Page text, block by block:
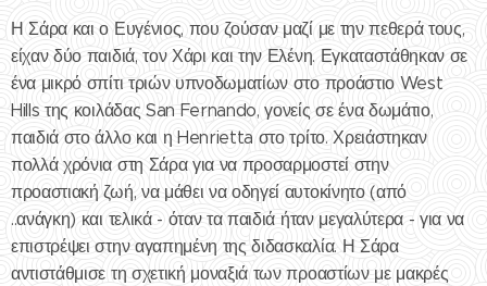
Η Σάρα και ο Ευγένιος, που ζούσαν μαζί με την πεθερά τους,
είχαν δύο παιδιά, τον Χάρι και την Ελένη. Εγκαταστάθηκαν σε
ένα μικρό σπίτι τριών υπνοδωματίων στο προάστιο West
Hills της κοιλάδας San Fernando, γονείς σε ένα δωμάτιο,
παιδιά στο άλλο και η Henrietta στο τρίτο. Χρειάστηκαν
πολλά χρόνια στη Σάρα για να προσαρμοστεί στην
προαστιακή ζωή, να μάθει να οδηγεί αυτοκίνητο (από
..ανάγκη) και τελικά - όταν τα παιδιά ήταν μεγαλύτερα - για να
επιστρέψει στην αγαπημένη της διδασκαλία. Η Σάρα
αντιστάθμισε τη σχετική μοναξιά των προαστίων με μακρές